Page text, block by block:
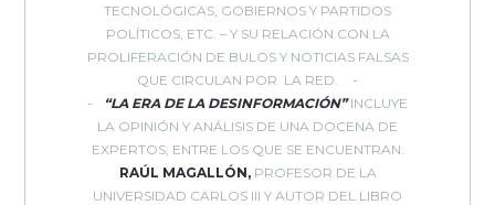
TECNOLÓGICAS, GOBIERNOS Y PARTIDOS
POLÍTICOS, ETC. – Y SU RELACIÓN CON LA
PROLIFERACIÓN DE BULOS Y NOTICIAS FALSAS
QUE CIRCULAN POR LA RED.
“LA ERA DE LA DESINFORMACIÓN”INCLUYE
LA OPINIÓN Y ANÁLISIS DE UNA DOCENA DE
EXPERTOS, ENTRE LOS QUE SE ENCUENTRAN:
RAÚL MAGALLÓN,PROFESOR DE LA
UNIVERSIDAD CARLOS III Y AUTOR DEL LIBRO